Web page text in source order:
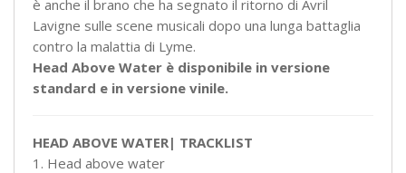
è anche il brano che ha segnato il ritorno di Avril
Lavigne sulle scene musicali dopo una lunga battaglia
contro la malattia di Lyme.
Head Above Water è disponibile in versione
standard e in versione vinile.
HEAD ABOVE WATER| TRACKLIST
1. Head above water